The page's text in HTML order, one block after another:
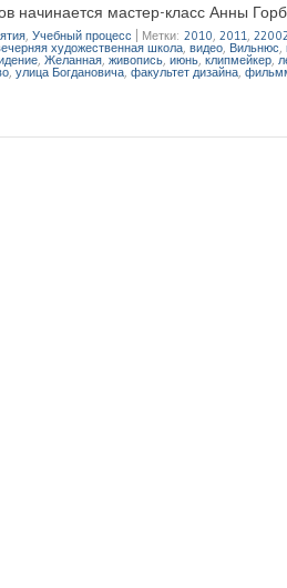
начинается мастер-класс Анны
Учебный процесс Метки: 2010 2011
художественная школа видео Вильнюс
Желанная живопись июнь ,клипмейкер
, улица Богдановича факультет дизайна